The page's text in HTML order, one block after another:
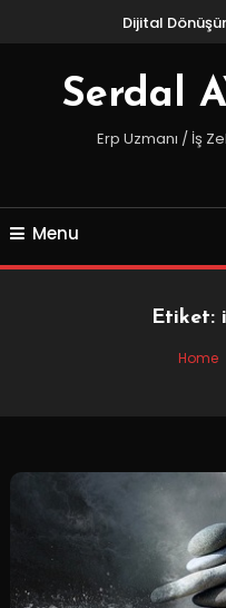
Content
Dijital
Serdal
Erp Uzmanı / İş
Menu
Etiket:
Home